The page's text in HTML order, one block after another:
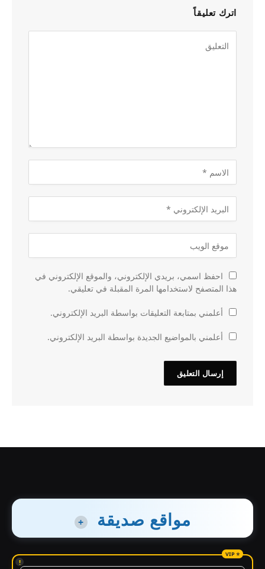
اترك تعليقاً
احفظ اسمي، بريدي الإلكتروني، والموقع الإلكتروني في
هذا المتصفح لاستخدامها المرة المقبلة في تعليقي.
أعلمني بمتابعة التعليقات بواسطة البريد الإلكتروني.
أعلمني بالمواضيع الجديدة بواسطة البريد الإلكتروني.
مواقع صديقة +
!